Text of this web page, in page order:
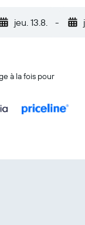
jeu. 13.8. -
à la fois pour